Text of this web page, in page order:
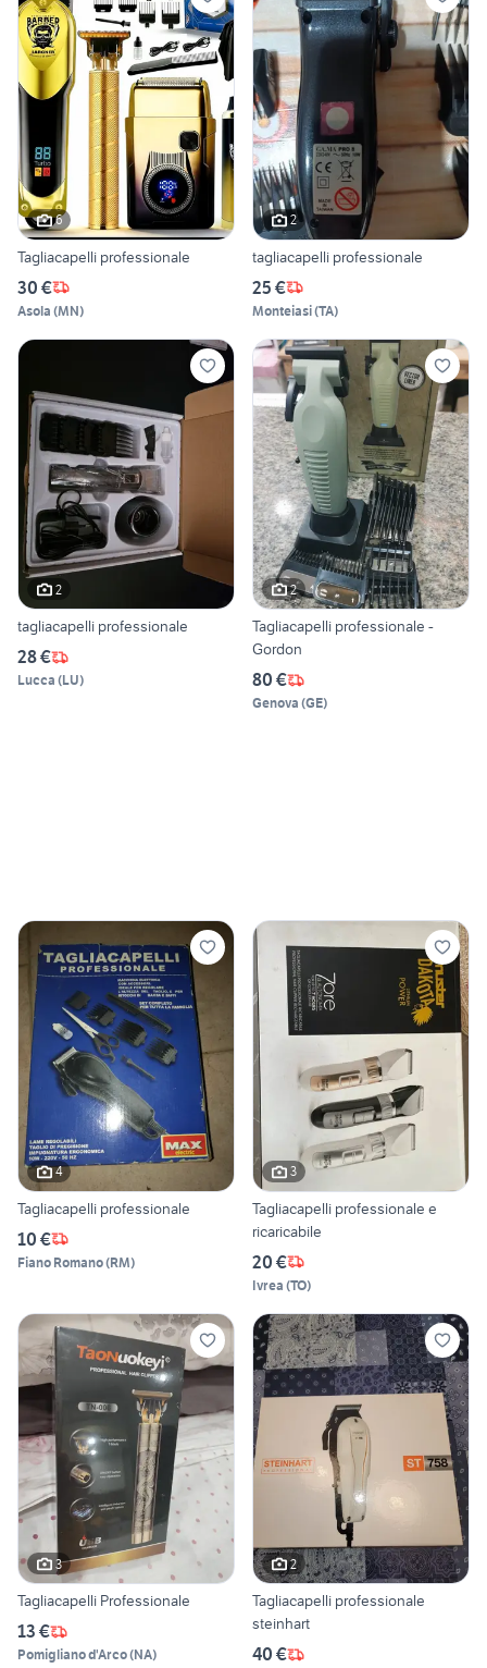
6
Tagliacapelli professionale
30 €
Asola (MN)
2
tagliacapelli professionale
25 €
Monteiasi(TA)
2
tagliacapelli professionale
28 €
Lucca (LU)
2
Tagliacapelli professionale -
Gordon
80 €
Genova (GE)
4
Tagliacapelli professionale
10 €
Fiano Romano(RM)
3
Tagliacapelli professionale e
ricaricabile
20 €
Ivrea (TO)
3
Tagliacapelli Professionale
13 €
Pomigliano d'Arco(NA)
2
Tagliacapelli professionale
steinhart
40 €